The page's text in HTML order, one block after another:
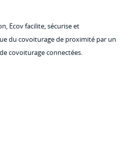
Ecov facilite, sécurise et
du covoiturage de proximité par un
covoiturage connectées.